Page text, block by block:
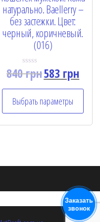
натурально. Baellerry –
без застежки. Цвет:
черный, коричневый.
(016)
R
d
0
o
u
840грн583 грн
Выбрать параметры
Заказать
звонок